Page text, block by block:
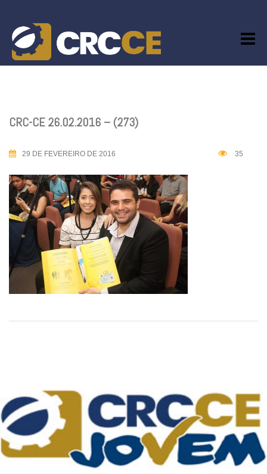
content
CRC-CE 26.02.2016 – (273)
29 DE FEVEREIRO DE 2016 35